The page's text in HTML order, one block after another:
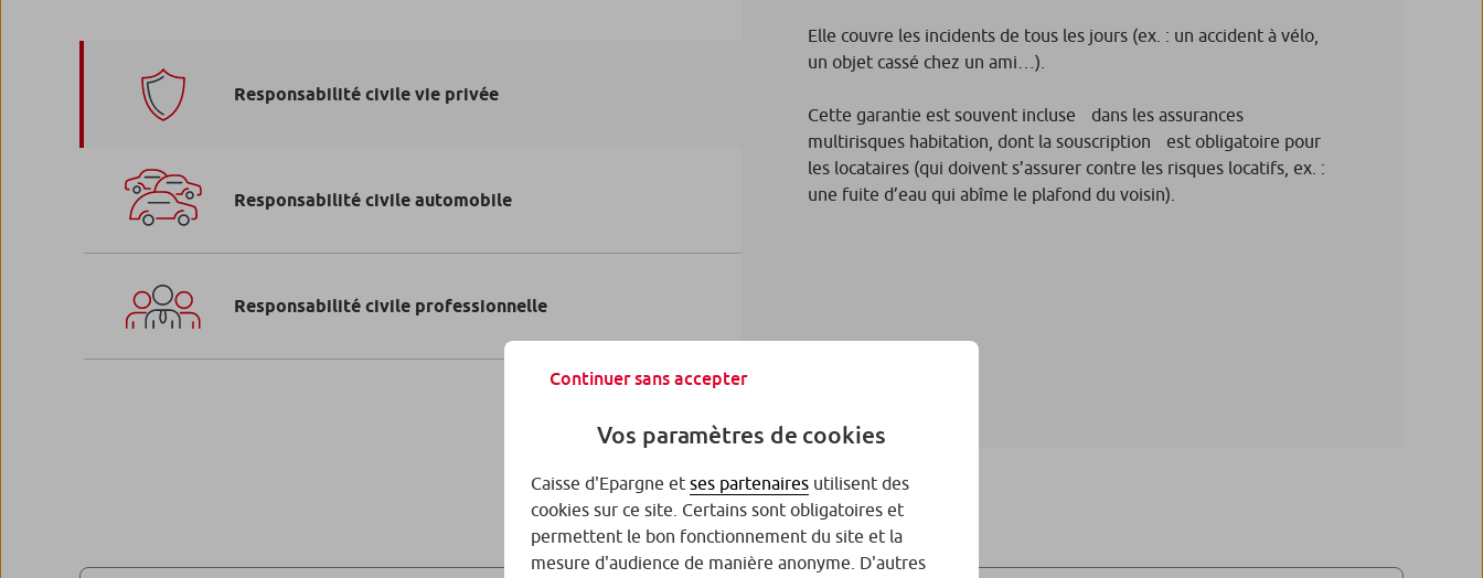
Responsabilité civile vie privée
Responsabilité civile automobile
Responsabilité civile professionnelle
Elle couvre les incidents de tous les jours (ex. : un accident à vélo,
un objet cassé chez un ami…).
Cette garantie est souvent incluse dans les assurances
multirisques habitation, dont la souscription est obligatoire pour
les locataires (qui doivent s’assurer contre les risques locatifs, ex. :
une fuite d’eau qui abîme le plafond du voisin).
Continuer sans accepter
Vos paramètres de cookies
Caisse d'Epargne et ses partenaires utilisent des
cookies sur ce site. Certains sont obligatoires et
permettent le bon fonctionnement du site et la
mesure d'audience de manière anonyme. D'autres